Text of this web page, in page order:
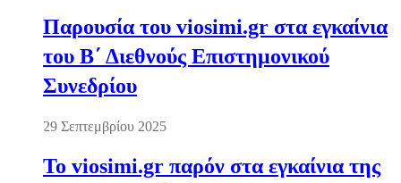
Παρουσία του viosimi.gr στα εγκαίνια
του Β΄ Διεθνούς Επιστημονικού
Συνεδρίου
29 Σεπτεμβρίου 2025
Το viosimi.gr παρόν στα εγκαίνια της